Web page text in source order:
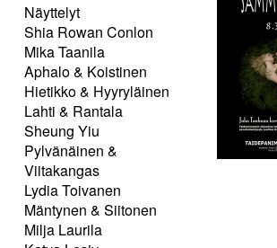
Näyttelyt
Shia Rowan Conlon
Mika Taanila
Aphalo & Koistinen
Hietikko & Hyyryläinen
Lahti & Rantala
Sheung Yiu
Pylvänäinen &
Viitakangas
Lydia Toivanen
Mäntynen & Siitonen
Milja Laurila